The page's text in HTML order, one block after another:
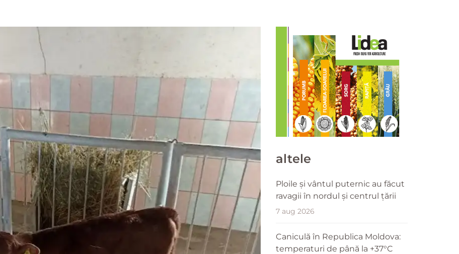
altele
Ploile și vântul puternic au făcut
ravagii în nordul și centrul țării
7 aug 2026
Caniculă în Republica Moldova:
temperaturi de până la +37°C